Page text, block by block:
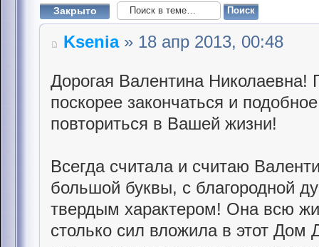
Закрыто
Ksenia» 18 апр 2013, 00:48
Дорогая Валентина Николаевна!
поскорее закончаться и
повториться в Вашей жизни!
Всегда считала и считаю
большой буквы, с благородной
твердым характером! Она всю
столько сил вложила в этот Дом